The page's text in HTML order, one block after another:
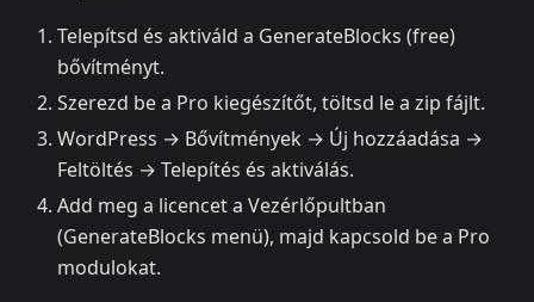
Telepítsd és aktiváld a GenerateBlocks (free)
bővítményt.
Szerezd be a Pro kiegészítőt, töltsd le a zip fájlt.
WordPress → Bővítmények → Új hozzáadása →
Feltöltés → Telepítés és aktiválás.
Add meg a licencet a Vezérlőpultban
(GenerateBlocks menü), majd kapcsold be a Pro
modulokat.